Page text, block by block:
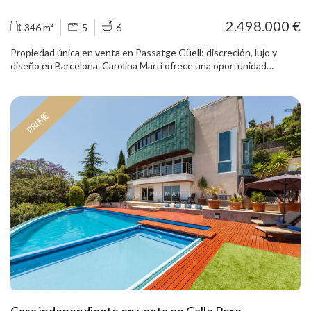
346 m² 5 6 2.498.000 €
Propiedad única en venta en Passatge Güell: discreción, lujo y
diseño en Barcelona. Carolina Martí ofrece una oportunidad
exclusivos de la ciudad. Esta casa unifamiliar de 301 m² construidos,
reformada íntegramente, combina el encanto arquitectónico de
1926 con un diseño interior de líneas contemporáneas y acabados
de altísima calidad. Situada en un pasaje privado con seguridad,
ofrece un entorno discreto, silencioso y muy seguro. Su fachada de
estilo inglés, con columnas de época, se funde con un interior
amplio, luminoso y vanguardista, donde destacan una espectacular
escalera de diseño, techos altos y estancias versátiles para un
estilo de vida moderno y sofisticado. La vivienda tiene 5
habitaciones en suite, 3 despachos, estudio, terraza privada.
Completamente renovada en 2025. ✔ Pasaje privado – máxima
discreción y tranquilidad ✔ Reforma integral que respeta la esencia
clásica y eleva el confort contemporáneo ✔ 301 m² construidos
aprox. distribuidos en espacios amplios y funcionales ✔ Fachada
histórica con detalles arquitectónicos únicos ✔ Escalera de diseño
PRIME